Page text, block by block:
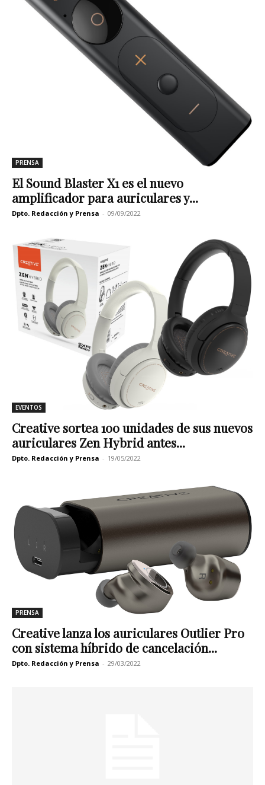
PRENSA
El Sound Blaster X1 es el nuevo
amplificador para auriculares y...
Dpto. Redacción y Prensa - 09/09/2022
EVENTOS
Creative sortea 100 unidades de sus nuevos
auriculares Zen Hybrid antes...
Dpto. Redacción y Prensa - 19/05/2022
PRENSA
Creative lanza los auriculares Outlier Pro
con sistema híbrido de cancelación...
Dpto. Redacción y Prensa - 29/03/2022